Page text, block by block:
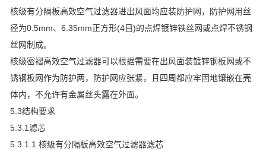
核级有分隔板高效空气过滤器进出风面均应装防护网，防护网用丝
径为0.5mm、6.35mm正方形(4目)的点焊镀锌铁丝网或点焊不锈钢
丝网制成。
核级密褶高效空气过滤器可以根据需要在出风面装镀锌钢板网或不
锈钢板网作为防护两，防护网应张紧，且四周都应牢固地镶嵌在壳
体内，不允许有金属丝头露在外面。
5.3结构要求
5.3.1滤芯
5.3.1.1 核级有分隔板高效空气过滤器滤芯